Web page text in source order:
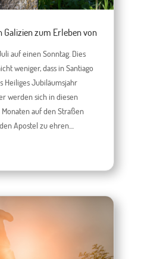
zum Erleben von
auf einen Sonntag. Dies
weniger, dass in Santiago
Heiliges Jubiläumsjahr
werden sich in diesen
auf den Straßen
Apostel zu ehren....